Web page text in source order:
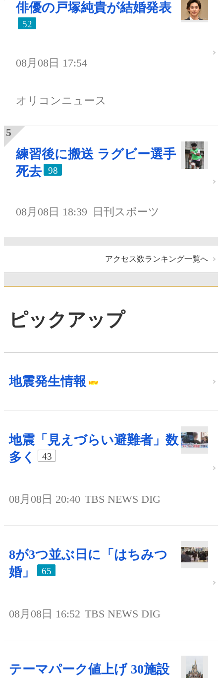
俳優の戸塚純貴が結婚発表
52
08月08日 17:54
オリコンニュース
練習後に搬送 ラグビー選手
死去
98
08月08日 18:39 日刊スポーツ
アクセス数ランキング一覧へ
ピックアップ
地震発生情報
地震「見えづらい避難者」数
多く
43
08月08日 20:40 TBS NEWS DIG
8が3つ並ぶ日に「はちみつ
婚」
65
08月08日 16:52 TBS NEWS DIG
テーマパーク値上げ 30施設